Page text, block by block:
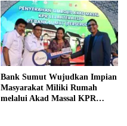
Bank Sumut Wujudkan Impian
Masyarakat Miliki Rumah
melalui Akad Massal KPR